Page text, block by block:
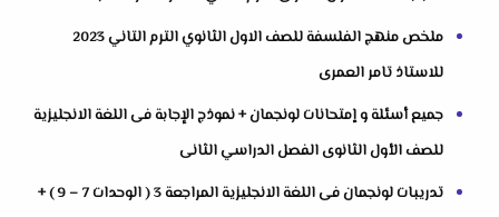
ملخص منهج الفلسفة للصف الاول الثانوي الترم التاني 2023
للاستاذ تامر العمرى
جميع أسئلة و إمتحانات لونجمان + نموذج الإجابة فى اللغة الانجليزية
للصف الأول الثانوى الفصل الدراسي الثانى
تدريبات لونجمان فى اللغة الانجليزية المراجعة 3 ( الوحدات 7 – 9 ) +